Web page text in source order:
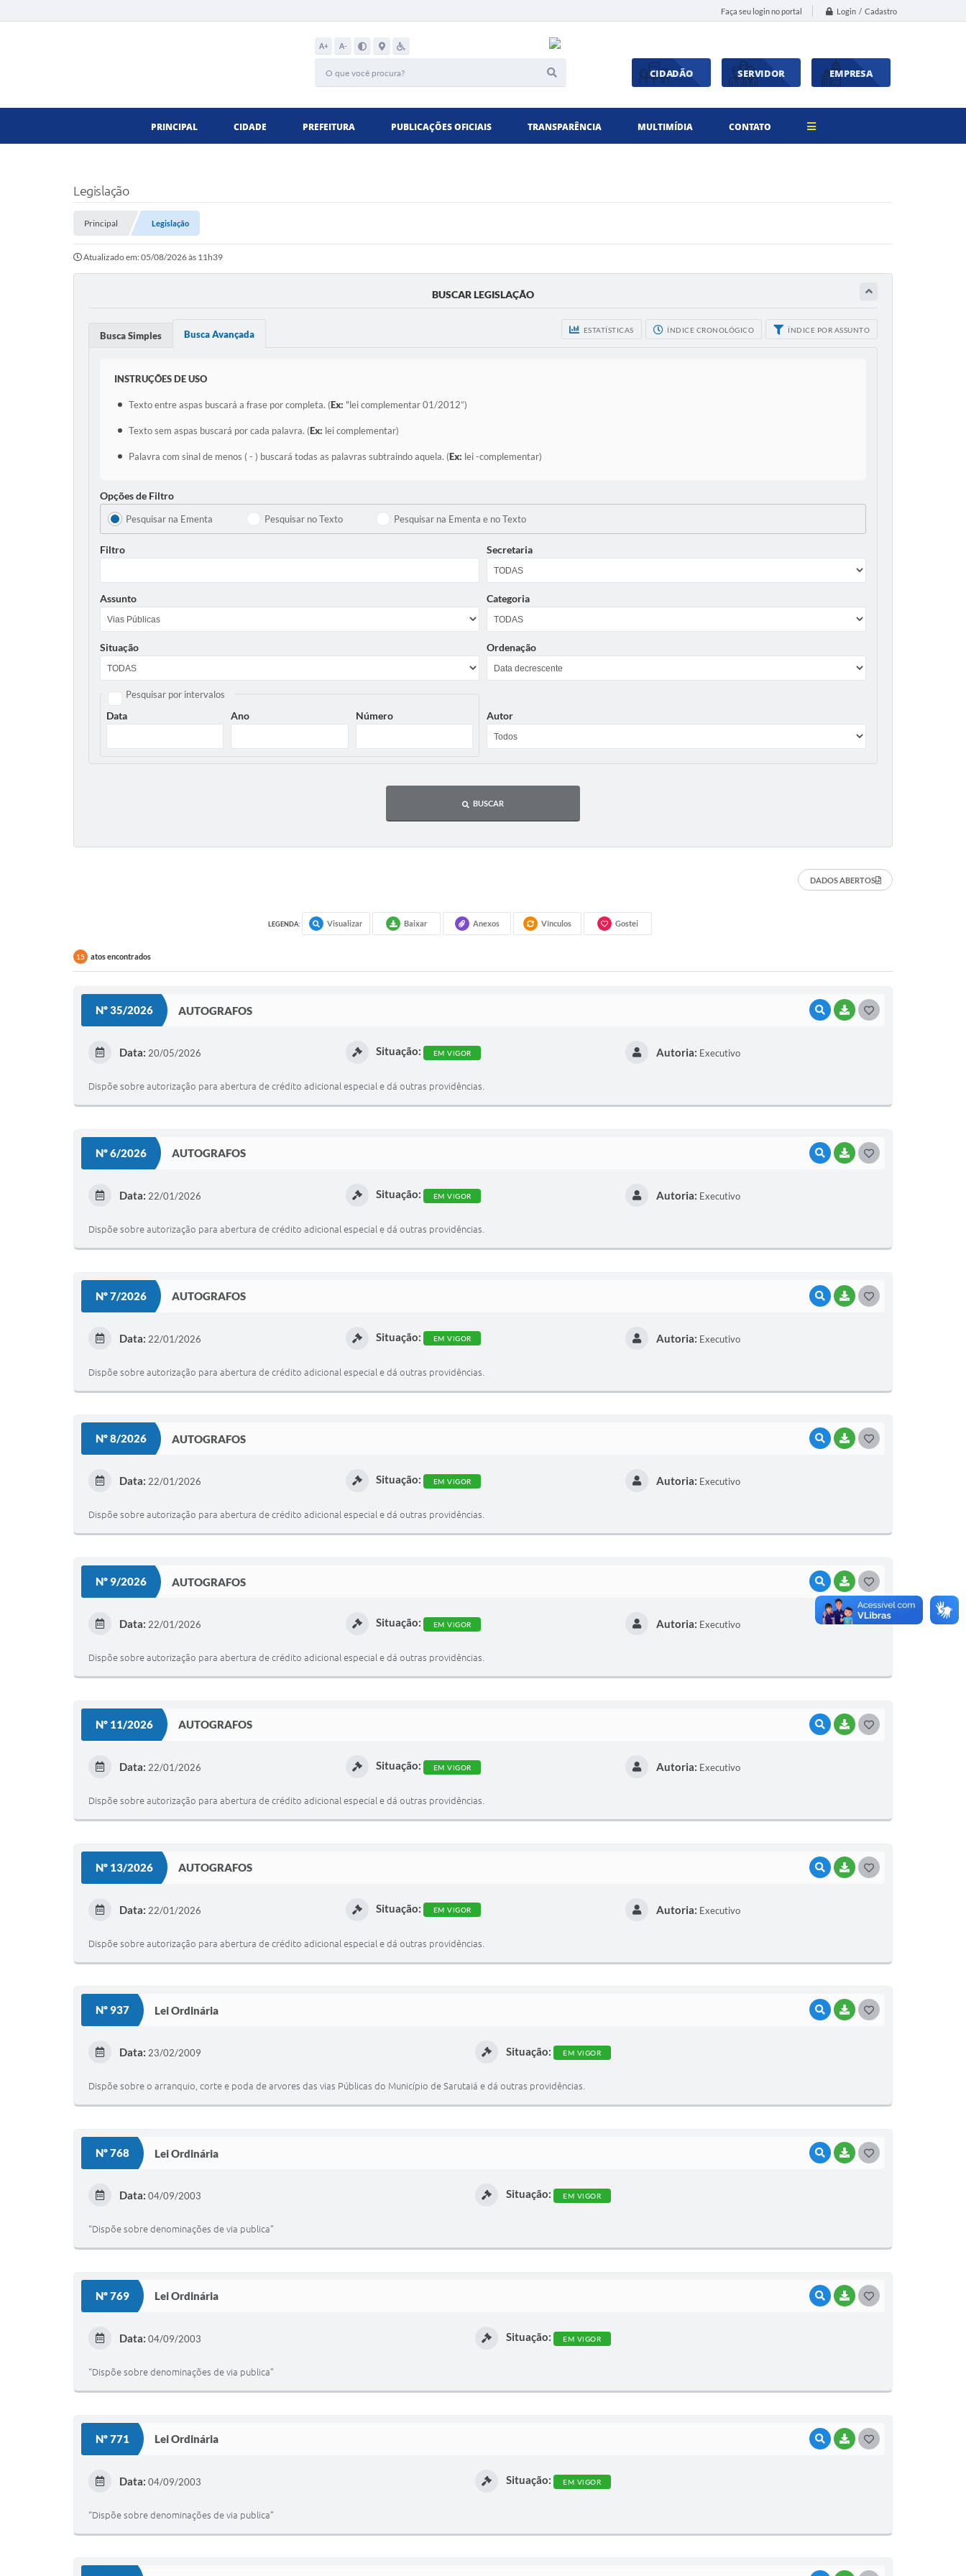
Faça seu login no portal Login / Cadastro
A+ A-
CIDADÃO SERVIDOR EMPRESA
PRINCIPAL CIDADE PREFEITURA PUBLICAÇÕES OFICIAIS TRANSPARÊNCIA MULTIMÍDIA CONTATO
Legislação
Principal Legislação
Atualizado em: 05/08/2026 às 11h39
BUSCAR LEGISLAÇÃO
ESTATÍSTICAS ÍNDICE CRONOLÓGICO ÍNDICE POR ASSUNTO
Busca Simples Busca Avançada
INSTRUÇÕES DE USO
Texto entre aspas buscará a frase por completa. (Ex: "lei complementar 01/2012”)
Texto sem aspas buscará por cada palavra. (Ex: lei complementar)
Palavra com sinal de menos ( - ) buscará todas as palavras subtraindo aquela. (Ex: lei -complementar)
Opções de Filtro
Pesquisar na Ementa Pesquisar no Texto Pesquisar na Ementa e no Texto
Filtro Secretaria
Assunto Categoria
Situação Ordenação
Pesquisar por intervalos
Data Ano Número Autor
BUSCAR
DADOS ABERTOS
LEGENDA: Visualizar Baixar Anexos Vínculos Gostei
15 atos encontrados
Nº 35/2026 AUTOGRAFOS VISUALIZAR
BAIXAR
Data: 20/05/2026 Situação: EM VIGOR Autoria: Executivo
Dispõe sobre autorização para abertura de crédito adicional especial e dá outras providências.
Nº 6/2026 AUTOGRAFOS VISUALIZAR
BAIXAR
Data: 22/01/2026 Situação: EM VIGOR Autoria: Executivo
Dispõe sobre autorização para abertura de crédito adicional especial e dá outras providências.
Nº 7/2026 AUTOGRAFOS VISUALIZAR
BAIXAR
Data: 22/01/2026 Situação: EM VIGOR Autoria: Executivo
Dispõe sobre autorização para abertura de crédito adicional especial e dá outras providências.
Nº 8/2026 AUTOGRAFOS VISUALIZAR
BAIXAR
Data: 22/01/2026 Situação: EM VIGOR Autoria: Executivo
Dispõe sobre autorização para abertura de crédito adicional especial e dá outras providências.
Nº 9/2026 AUTOGRAFOS VISUALIZAR
BAIXAR
O
S
Data: 22/01/2026 Situação: EM VIGOR Autoria: Executivo
Dispõe sobre autorização para abertura de crédito adicional especial e dá outras providências.
Nº 11/2026 AUTOGRAFOS VISUALIZAR
BAIXAR
Data: 22/01/2026 Situação: EM VIGOR Autoria: Executivo
Dispõe sobre autorização para abertura de crédito adicional especial e dá outras providências.
Nº 13/2026 AUTOGRAFOS VISUALIZAR
BAIXAR
Data: 22/01/2026 Situação: EM VIGOR Autoria: Executivo
Dispõe sobre autorização para abertura de crédito adicional especial e dá outras providências.
Nº 937 Lei Ordinária VISUALIZAR
BAIXAR
Data: 23/02/2009 Situação: EM VIGOR
Dispõe sobre o arranquio, corte e poda de arvores das vias Públicas do Município de Sarutaiá e dá outras providências.
Nº 768 Lei Ordinária VISUALIZAR
BAIXAR
Data: 04/09/2003 Situação: EM VIGOR
“Dispõe sobre denominações de via publica”
Nº 769 Lei Ordinária VISUALIZAR
BAIXAR
Data: 04/09/2003 Situação: EM VIGOR
“Dispõe sobre denominações de via publica”
Nº 771 Lei Ordinária VISUALIZAR
BAIXAR
Data: 04/09/2003 Situação: EM VIGOR
“Dispõe sobre denominações de via publica”